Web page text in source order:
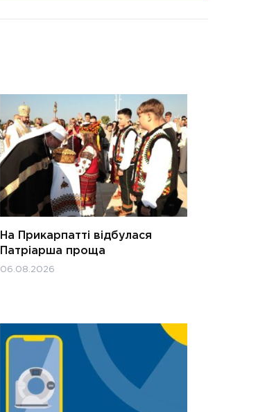
На Прикарпатті відбулася
Патріарша проща
06.08.2026